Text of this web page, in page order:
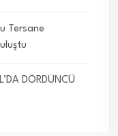
Tersane
DÖRDÜNCÜ